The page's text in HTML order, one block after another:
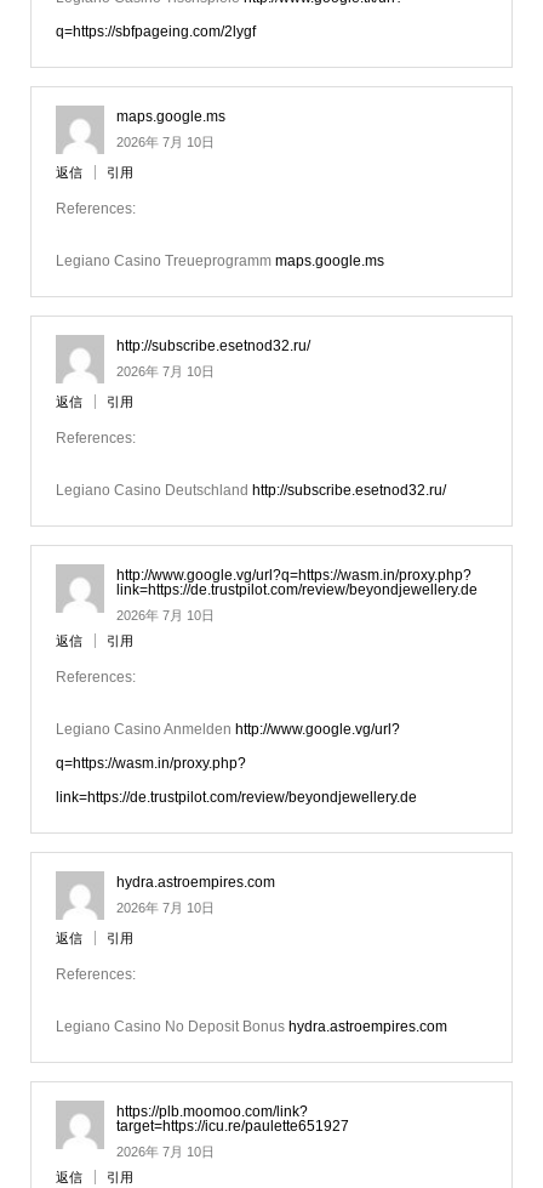
q=https://sbfpageing.com/2lygf
maps.google.ms
2026年 7月 10日
返信 引用
References:
Legiano Casino Treueprogramm maps.google.ms
http://subscribe.esetnod32.ru/
2026年 7月 10日
返信 引用
References:
Legiano Casino Deutschland http://subscribe.esetnod32.ru/
http://www.google.vg/url?q=https://wasm.in/proxy.php?
link=https://de.trustpilot.com/review/beyondjewellery.de
2026年 7月 10日
返信
引用
References:
Legiano Casino Anmelden http://www.google.vg/url?
q=https://wasm.in/proxy.php?
link=https://de.trustpilot.com/review/beyondjewellery.de
hydra.astroempires.com
2026年 7月 10日
返信 引用
References:
Legiano Casino No Deposit Bonus hydra.astroempires.com
https://plb.moomoo.com/link?
target=https://icu.re/paulette651927
2026年 7月 10日
返信
引用